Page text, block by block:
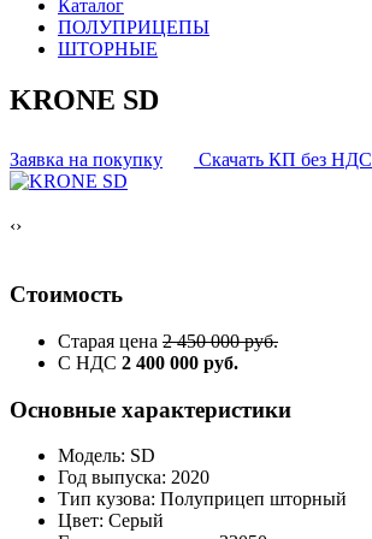
Каталог
ПОЛУПРИЦЕПЫ
ШТОРНЫЕ
KRONE SD
Заявка на покупку Скачать КП без НДС
‹›
Стоимость
Старая цена 2 450 000 руб.
С НДС 2 400 000 руб.
Основные характеристики
Модель: SD
Год выпуска: 2020
Тип кузова: Полуприцеп шторный
Цвет: Серый